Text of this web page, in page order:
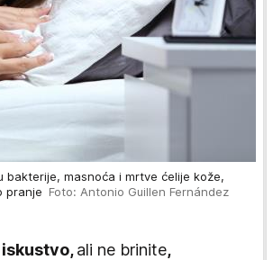
bakterije, masnoća i mrtve ćelije kože,
pranje Foto: Antonio Guillen Fernández
ali ne brinite,